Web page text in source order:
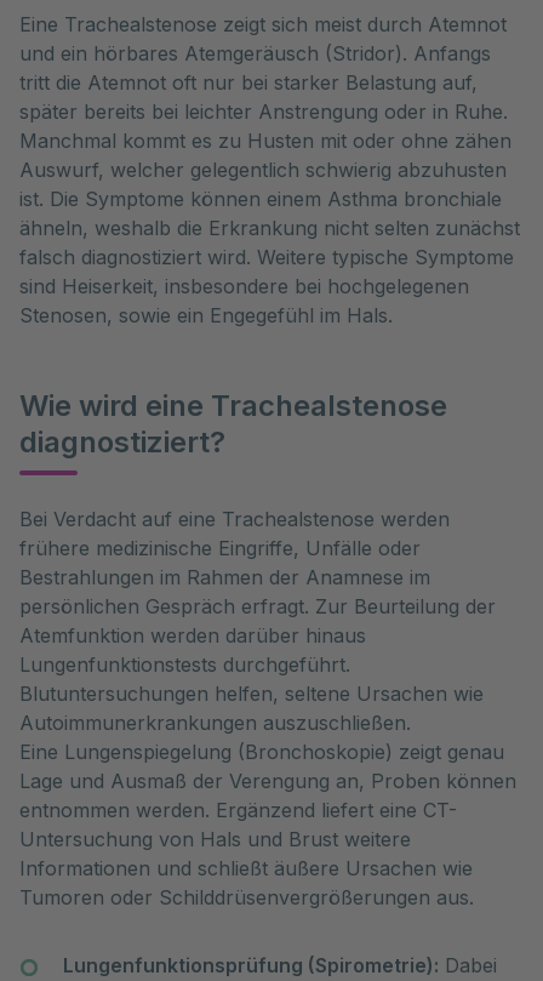
Eine Trachealstenose zeigt sich meist durch Atemnot
und ein hörbares Atemgeräusch (Stridor). Anfangs
tritt die Atemnot oft nur bei starker Belastung auf,
später bereits bei leichter Anstrengung oder in Ruhe.
Manchmal kommt es zu Husten mit oder ohne zähen
Auswurf, welcher gelegentlich schwierig abzuhusten
ist. Die Symptome können einem Asthma bronchiale
ähneln, weshalb die Erkrankung nicht selten zunächst
falsch diagnostiziert wird. Weitere typische Symptome
sind Heiserkeit, insbesondere bei hochgelegenen
Stenosen, sowie ein Engegefühl im Hals.
Wie wird eine Trachealstenose
diagnostiziert?
Bei Verdacht auf eine Trachealstenose werden
frühere medizinische Eingriffe, Unfälle oder
Bestrahlungen im Rahmen der Anamnese im
persönlichen Gespräch erfragt. Zur Beurteilung der
Atemfunktion werden darüber hinaus
Lungenfunktionstests durchgeführt.
Blutuntersuchungen helfen, seltene Ursachen wie
Autoimmunerkrankungen auszuschließen.
Eine Lungenspiegelung (Bronchoskopie) zeigt genau
Lage und Ausmaß der Verengung an, Proben können
entnommen werden. Ergänzend liefert eine CT-
Untersuchung von Hals und Brust weitere
Informationen und schließt äußere Ursachen wie
Tumoren oder Schilddrüsenvergrößerungen aus.
Lungenfunktionsprüfung (Spirometrie): Dabei